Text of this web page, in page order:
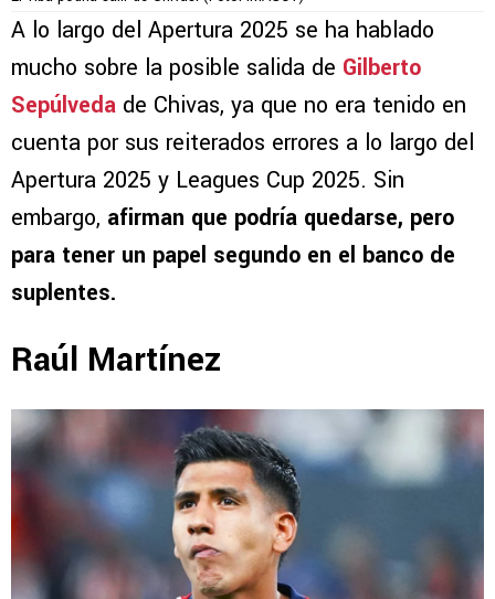
A lo largo del Apertura 2025 se ha hablado
mucho sobre la posible salida de Gilberto
Sepúlveda de Chivas, ya que no era tenido en
cuenta por sus reiterados errores a lo largo del
Apertura 2025 y Leagues Cup 2025. Sin
embargo, afirman que podría quedarse, pero
para tener un papel segundo en el banco de
suplentes.
Raúl Martínez